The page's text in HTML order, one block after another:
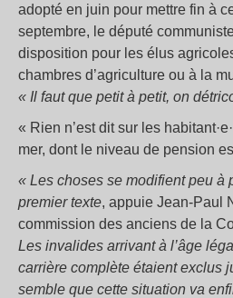
adopté en juin pour mettre fin à
septembre, le député
disposition pour les élus
chambres d’agriculture ou à la
« Il faut que petit à petit, on
« Rien n’est dit sur les
mer, dont le niveau de pension
« Les choses se modifient peu à
premier texte, appuie Jean-Paul
commission des anciens de la
Les invalides arrivant à l’âge
carrière complète étaient exclus
semble que cette situation va